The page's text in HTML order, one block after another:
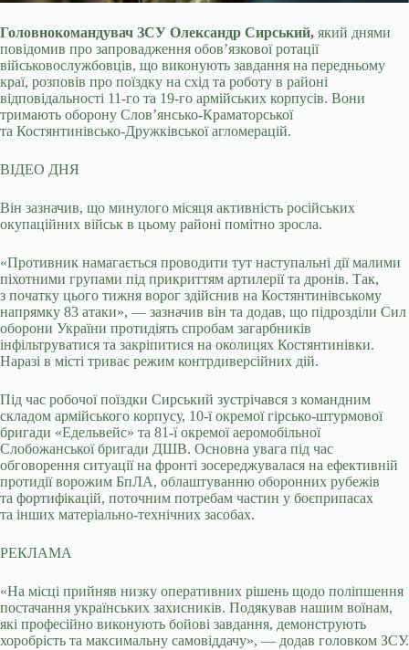
Головнокомандувач ЗСУ Олександр Сирський, який днями
повідомив про запровадження обов’язкової ротації
військовослужбовців, що виконують завдання на передньому
краї, розповів про поїздку на схід та роботу в районі
відповідальності 11-го та 19-го армійських корпусів. Вони
тримають оборону Слов’янсько-Краматорської
та Костянтинівсько-Дружківської агломерацій.
ВІДЕО ДНЯ
Він зазначив, що минулого місяця активність російських
окупаційних військ в цьому районі помітно зросла.
«Противник намагається проводити тут наступальні дії малими
піхотними групами під прикриттям артилерії та дронів. Так,
з початку цього тижня ворог здійснив на Костянтинівському
напрямку 83 атаки», — зазначив він та додав, що підрозділи Сил
оборони України протидіять спробам загарбників
інфільтруватися та закріпитися на околицях Костянтинівки.
Наразі в місті триває режим контрдиверсійних дій.
Під час робочої поїздки Сирський зустрічався з командним
складом армійського корпусу, 10-ї окремої гірсько-штурмової
бригади «Едельвейс» та 81-ї окремої аеромобільної
Слобожанської бригади ДШВ. Основна увага під час
обговорення ситуації на фронті зосереджувалася на ефективній
протидії ворожим БпЛА, облаштуванню оборонних рубежів
та фортифікацій, поточним потребам частин у боєприпасах
та інших матеріально-технічних засобах.
РЕКЛАМА
«На місці прийняв низку оперативних рішень щодо поліпшення
постачання українських захисників. Подякував нашим воїнам,
які професійно виконують бойові завдання, демонструють
хоробрість та максимальну самовіддачу», — додав головком ЗСУ.